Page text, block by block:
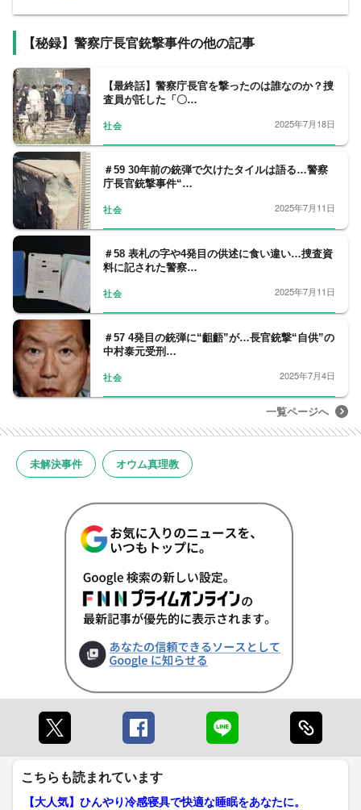
感染拡大や医療問題、東日本大震災、安全保
ントン特派員。米大統領選、議会、国務省、
国防総省を取材。
【秘録】警察庁長官銃撃事件の他の記事
【最終話】警察庁長官を撃ったのは誰なのか？捜
査員が託した「〇…
社会 2025年7月18日
＃59 30年前の銃弾で欠けたタイルは語る…警察
庁長官銃撃事件“…
社会 2025年7月11日
＃58 表札の字や4発目の供述に食い違い…捜査資
料に記された警察…
社会 2025年7月11日
＃57 4発目の銃弾に“齟齬”が…長官銃撃“自供”の
中村泰元受刑…
社会 2025年7月4日
一覧ページへ
未解決事件 オウム真理教
こちらも読まれています
【大人気】ひんやり冷感寝具で快適な睡眠をあなたに。